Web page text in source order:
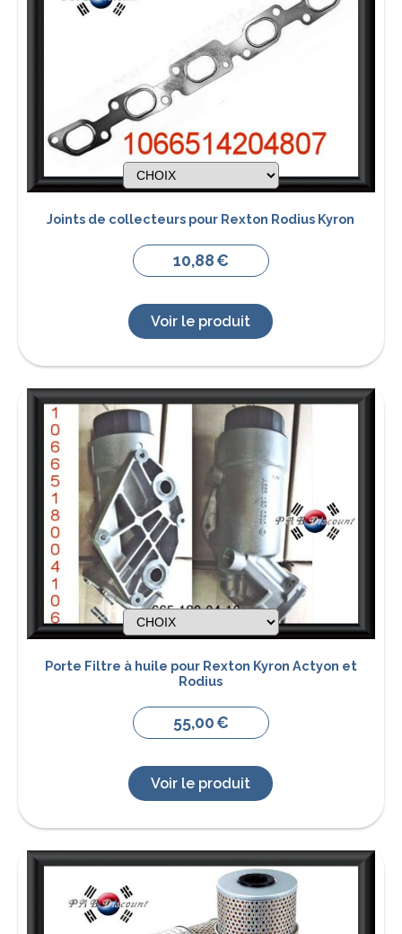
Joints de collecteurs pour Rexton Rodius Kyron
10,88€
Voir le produit
Porte Filtre à huile pour Rexton Kyron Actyon et
Rodius
55,00€
Voir le produit